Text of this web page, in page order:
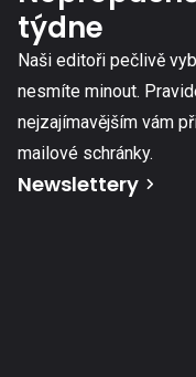
týdne
Naši editoři pečlivě
nesmíte minout.
nejzajímavějším vám
mailové schránky.
Newslettery